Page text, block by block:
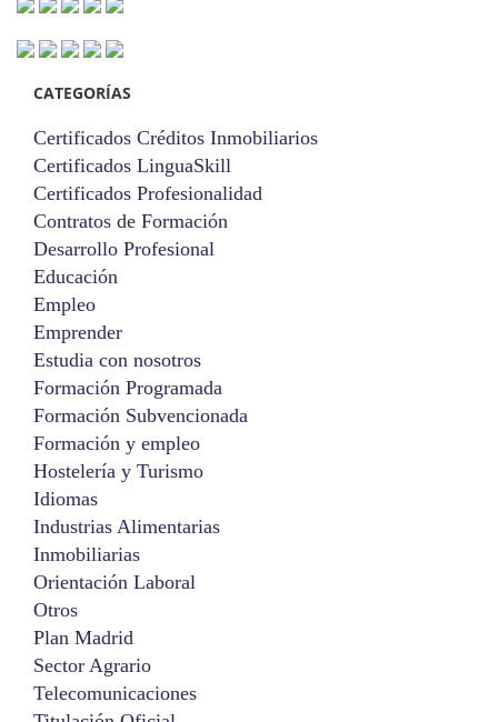
CATEGORÍAS
Certificados Créditos Inmobiliarios
Certificados LinguaSkill
Certificados Profesionalidad
Contratos de Formación
Desarrollo Profesional
Educación
Empleo
Emprender
Estudia con nosotros
Formación Programada
Formación Subvencionada
Formación y empleo
Hostelería y Turismo
Idiomas
Industrias Alimentarias
Inmobiliarias
Orientación Laboral
Otros
Plan Madrid
Sector Agrario
Telecomunicaciones